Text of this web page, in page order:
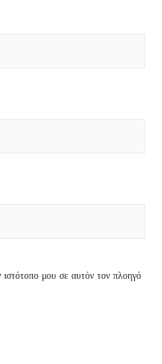
μου σε αυτόν τον πλοηγό